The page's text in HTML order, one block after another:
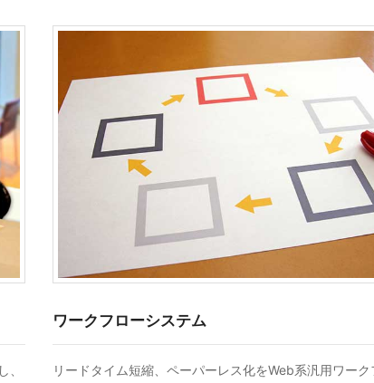
、
ワークフローシステム
リードタイム短縮、ペーパーレス化をWeb系汎用ワーク